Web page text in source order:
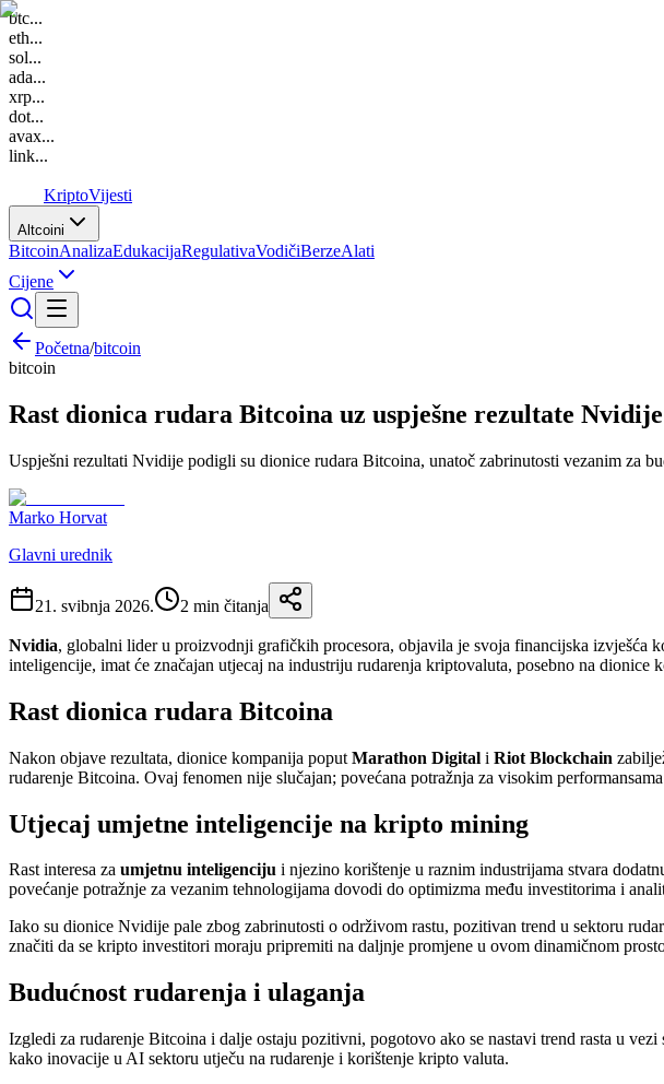
btc...
eth...
sol...
ada...
xrp...
dot...
avax...
link...
KriptoVijesti
Altcoini
BitcoinAnalizaEdukacijaRegulativaVodičiBerzeAlati
Cijene
Početna/bitcoin
bitcoin
Rast dionica rudara Bitcoina uz uspješne rezultate
Uspješni rezultati Nvidije podigli su dionice rudara Bitcoina, unatoč zabrinutosti vezanim za
Marko Horvat
Glavni urednik
21. svibnja 2026. 2 min čitanja
Nvidia, globalni lider u proizvodnji grafičkih procesora, objavila je svoja financijska izvješća
inteligencije, imat će značajan utjecaj na industriju rudarenja kriptovaluta, posebno na dionice
Rast dionica rudara Bitcoina
Nakon objave rezultata, dionice kompanija poput Marathon Digital i Riot Blockchain
rudarenje Bitcoina. Ovaj fenomen nije slučajan; povećana potražnja za visokim
Utjecaj umjetne inteligencije na kripto mining
Rast interesa za umjetnu inteligenciju i njezino korištenje u raznim industrijama stvara
povećanje potražnje za vezanim tehnologijama dovodi do optimizma među investitorima i
Iako su dionice Nvidije pale zbog zabrinutosti o održivom rastu, pozitivan trend u sektoru
značiti da se kripto investitori moraju pripremiti na daljnje promjene u ovom dinamičnom
Budućnost rudarenja i ulaganja
Izgledi za rudarenje Bitcoina i dalje ostaju pozitivni, pogotovo ako se nastavi trend rasta u
kako inovacije u AI sektoru utječu na rudarenje i korištenje kripto valuta.